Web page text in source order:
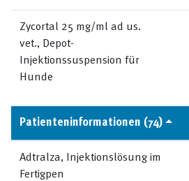
Zycortal 25 mg/ml ad us.
vet., Depot-
Injektionssuspension für
Hunde
Patienteninformationen (74)
Adtralza, Injektionslösung im
Fertigpen